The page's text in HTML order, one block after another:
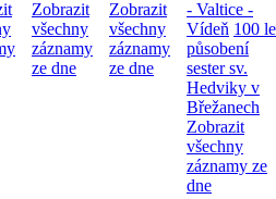
Zobrazit
všechny
záznamy
ze dne
Zobrazit
všechny
záznamy
ze dne
- Valtice -
Vídeň 100
působení
sester sv.
Hedviky v
Břežanech
Zobrazit
všechny
záznamy ze
dne